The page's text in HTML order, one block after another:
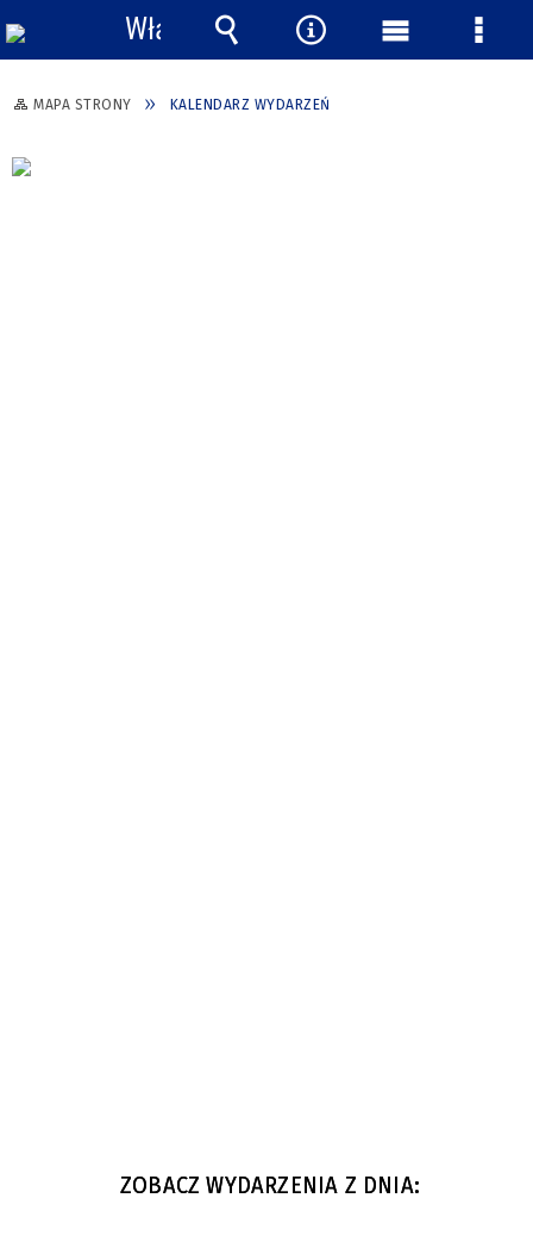
MAPA STRONY KALENDARZ WYDARZEŃ
ZOBACZ WYDARZENIA Z DNIA:
Włącz
powiadomienia
Wyszukiwarka
Narzędzia
Menu Menu